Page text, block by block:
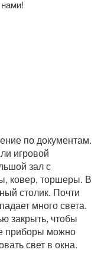
по документам.
игровой
зал с
ковер, торшеры. В
столик. Почти
много света.
закрыть, чтобы
приборы можно
свет в окна.